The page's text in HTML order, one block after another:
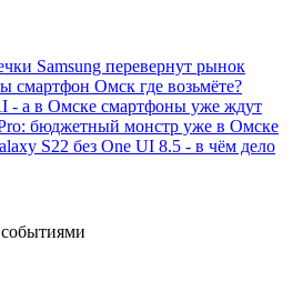
Samsung перевернут рынок
смартфон Омск где возьмёте?
- а в Омске смартфоны уже ждут
бюджетный монстр уже в Омске
S22 без One UI 8.5 - в чём дело